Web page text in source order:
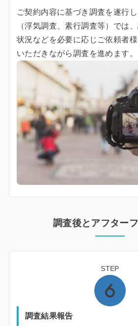
ご契約内容に基づき調査を遂行
（浮気調査、素行調査等）では
状況などを必要に応じご依頼者
いただきながら調査を進めます。
調査後とアフター
STEP
調査結果報告